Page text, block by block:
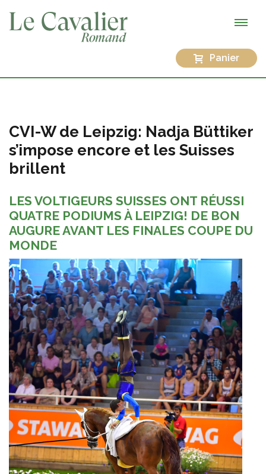
Panier
CVI-W de Leipzig: Nadja Büttiker
s’impose encore et les Suisses
brillent
LES VOLTIGEURS SUISSES ONT RÉUSSI
QUATRE PODIUMS À LEIPZIG! DE BON
AUGURE AVANT LES FINALES COUPE DU
MONDE